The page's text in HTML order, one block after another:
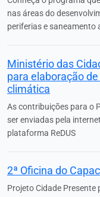
nas áreas do
periferias e saneamento
Ministério das
para elaboração
climática
As contribuições para o
ser enviadas pela
plataforma ReDUS
2ª Oficina do
Projeto Cidade Presente